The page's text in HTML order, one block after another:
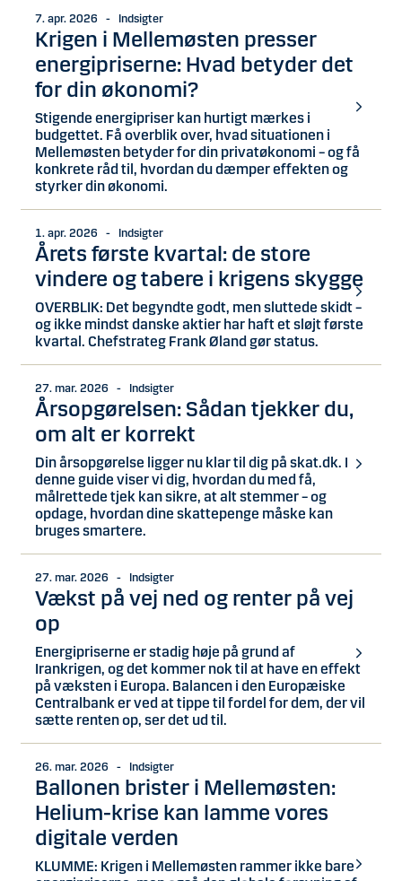
7. apr. 2026 - Indsigter
Krigen i Mellemøsten presser
energipriserne: Hvad betyder det
for din økonomi?
Stigende energipriser kan hurtigt mærkes i
budgettet. Få overblik over, hvad situationen i
Mellemøsten betyder for din privatøkonomi – og få
konkrete råd til, hvordan du dæmper effekten og
styrker din økonomi.
1. apr. 2026 - Indsigter
Årets første kvartal: de store
vindere og tabere i krigens skygge
OVERBLIK: Det begyndte godt, men sluttede skidt –
og ikke mindst danske aktier har haft et sløjt første
kvartal. Chefstrateg Frank Øland gør status.
27. mar. 2026 - Indsigter
Årsopgørelsen: Sådan tjekker du,
om alt er korrekt
Din årsopgørelse ligger nu klar til dig på skat.dk. I
denne guide viser vi dig, hvordan du med få,
målrettede tjek kan sikre, at alt stemmer – og
opdage, hvordan dine skattepenge måske kan
bruges smartere.
27. mar. 2026 - Indsigter
Vækst på vej ned og renter på vej
op
Energipriserne er stadig høje på grund af
Irankrigen, og det kommer nok til at have en effekt
på væksten i Europa. Balancen i den Europæiske
Centralbank er ved at tippe til fordel for dem, der vil
sætte renten op, ser det ud til.
26. mar. 2026 - Indsigter
Ballonen brister i Mellemøsten:
Helium-krise kan lamme vores
digitale verden
KLUMME: Krigen i Mellemøsten rammer ikke bare